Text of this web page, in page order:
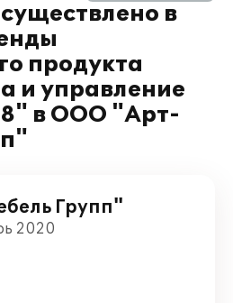
в
продукта
и управление
в ООО "Арт-
Групп"
2020